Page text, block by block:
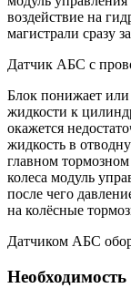
воздействие на
магистрали сразу
Датчик АБС с
Блок понижает или
жидкости к
окажется
жидкость в
главном
колеса модуль
после чего
на колёсные
Датчиком АБС